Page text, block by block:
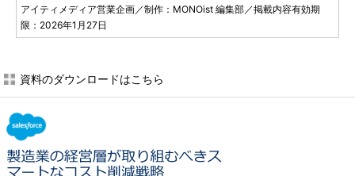
アイティメディア営業企画／制作：MONOist 編集部／掲載内容有効期
限：2026年1月27日
資料のダウンロードはこちら